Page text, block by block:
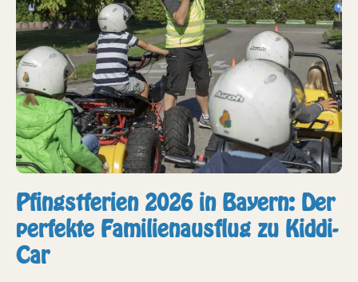
Pfingstferien 2026 in Bayern: Der
perfekte Familienausflug zu Kiddi-
Car